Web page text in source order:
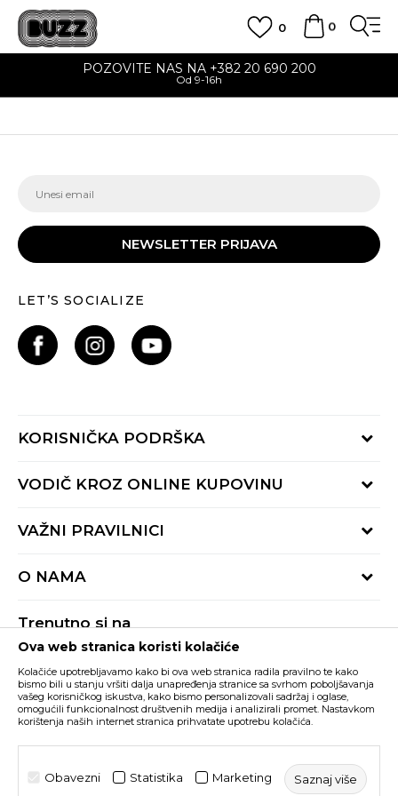
0
0
POZOVITE NAS NA +382 20 690 200
Od 9-16h
NEWSLETTER PRIJAVA
LET’S SOCIALIZE
KORISNIČKA PODRŠKA
Provjeri status porudžbine
Radno vrijeme 9-16h
VODIČ KROZ ONLINE KUPOVINU
Načini isporuke
Reklamacije
VAŽNI PRAVILNICI
Pravila Sport&Bonus programa
O NAMA
BUZZ Shopovi
Postani dio BUZZ tima
Trenutno si na
Buzz Crna Gora PROMIJENI
Nastojimo da budemo što precizniji u opisu proizvoda, prikazu slika i samih
cijena, ali ne možemo garantovati da su sve informacije kompletne i bez
grešaka. Svi artikli prikazani na sajtu su dio naše ponude i ne podrazumijeva da
su dostupni u svakom trenutku. Raspoloživost robe možete provjeriti pozivom
©2026www.buzzsneakers.me, IzradaNB SOFT. Sva prava
Ova web stranica koristi kolačiće
Kolačiće upotrebljavamo kako bi ova web stranica radila pravilno te kako
bismo bili u stanju vršiti dalja unapređenja stranice sa svrhom poboljšavanja
vašeg korisničkog iskustva, kako bismo personalizovali sadržaj i oglase,
omogućili funkcionalnost društvenih medija i analizirali promet. Nastavkom
korištenja naših internet stranica prihvatate upotrebu kolačića.
Obavezni Statistika Marketing Saznaj više